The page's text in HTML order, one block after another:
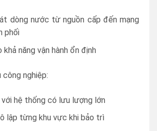
dòng nước từ nguồn cấp đến mạng
phối
khả năng vận hành ổn định
công nghiệp:
với hệ thống có lưu lượng lớn
lập từng khu vực khi bảo trì